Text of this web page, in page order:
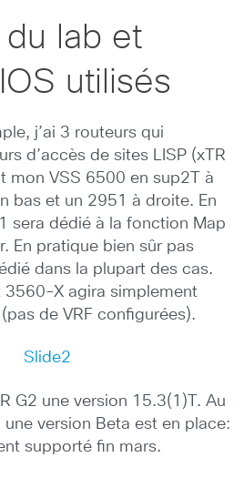
du lab et
utilisés
j’ai 3 routeurs qui
d’accès de sites LISP (xTR
mon VSS 6500 en sup2T à
bas et un 2951 à droite. En
sera dédié à la fonction Map
En pratique bien sûr pas
dans la plupart des cas.
3560-X agira simplement
de VRF configurées).
G2 une version 15.3(1)T. Au
version Beta est en place:
supporté fin mars.